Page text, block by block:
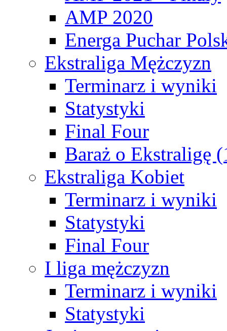
AMP 2020
Energa Puchar
Ekstraliga Mężczyzn
Terminarz i wyniki
Statystyki
Final Four
Baraż o Ekstraligę
Ekstraliga Kobiet
Terminarz i wyniki
Statystyki
Final Four
I liga mężczyzn
Terminarz i wyniki
Statystyki